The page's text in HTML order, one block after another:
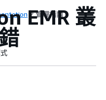
管理指南
EMR 叢